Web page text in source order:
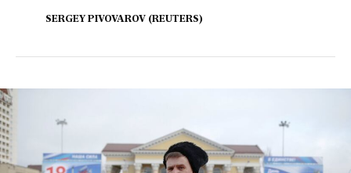
SERGEY PIVOVAROV (REUTERS)